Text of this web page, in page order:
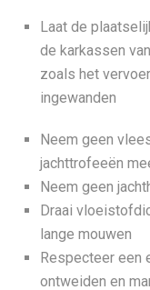
Laat de
de karkassen
zoals het
ingewanden
Neem geen
jachttrofeeën
Neem geen
Draai
lange mouwen
Respecteer een
ontweiden en